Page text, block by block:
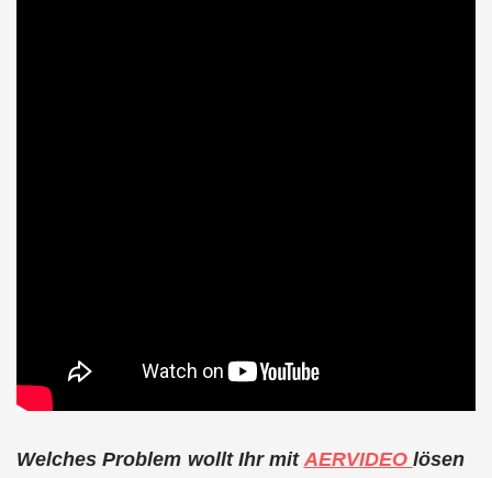
Welches Problem wollt Ihr mit AERVIDEO lösen